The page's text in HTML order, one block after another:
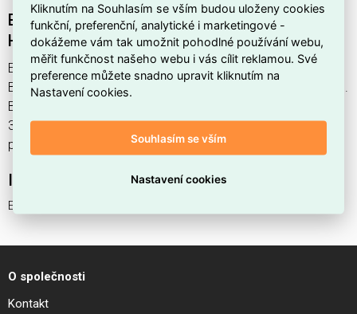
Bachman 341.203S Euro extension cord 3pole,
H05VV-F 3G1,50mm2, 10m, wt
Euro prodlužovací 3pole, H05VV-F 3G1,50m , výrobce
Bachmann, EAN 4016514014729, kód dodavatele 341.203S.
Bachman 341.203S Euro extension cord 3pole, H05VV-F
3G1,50mm2, 10m, wt nabízíme od 1 ks. Kód EMAS Euro
prodlužovací 3pole, H05VV-F 3G1,50m je ELOSOS1031599.
Interní název produktu
Euro prodlužovací 3pole, H05VV-F 3G1,50m
O společnosti
Kontakt
Kliknutím na Souhlasím se vším budou uloženy cookies
funkční, preferenční, analytické i marketingové -
dokážeme vám tak umožnit pohodlné používání webu,
měřit funkčnost našeho webu i vás cílit reklamou. Své
preference můžete snadno upravit kliknutím na
Nastavení cookies.
Souhlasím se vším
Nastavení cookies